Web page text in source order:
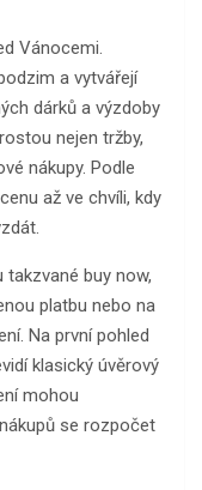
Vánocemi.
a vytvářejí
dárků a výzdoby
nejen tržby,
nákupy. Podle
až ve chvíli, kdy
buy now,
platbu nebo na
Na první pohled
klasický úvěrový
mohou
se rozpočet